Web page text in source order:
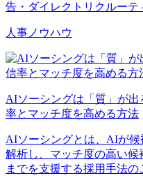
告・ダイレクトリクルーテ
人事ノウハウ
AIソーシングは「質」が
率とマッチ度を高める方法
AIソーシングとは、AIが
解析し、マッチ度の高い
までを支援する採用手法の